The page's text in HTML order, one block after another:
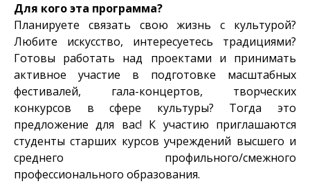
Для кого эта программа?
Планируете связать свою жизнь с культурой?
Любите искусство, интересуетесь традициями?
Готовы работать над проектами и принимать
активное участие в подготовке масштабных
фестивалей, гала-концертов, творческих
конкурсов в сфере культуры? Тогда это
предложение для вас! К участию приглашаются
студенты старших курсов учреждений высшего и
среднего профильного/смежного
профессионального образования.